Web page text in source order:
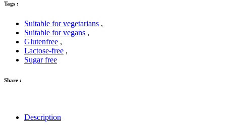
Tags :
Suitable for vegetarians ,
Suitable for vegans ,
Glutenfree ,
Lactose-free ,
Sugar free
Share :
Description